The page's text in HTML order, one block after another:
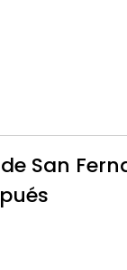
San